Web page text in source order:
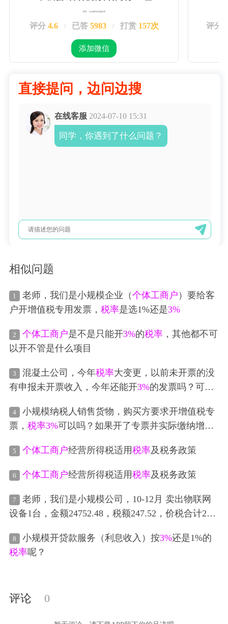
擅长：企业账务实操处理
评分 4.6 / 已答 5983 / 打赏 157次
添加微信
评分
直接提问，边问边搜
在线客服 2024-07-10 15:31
同学，你遇到了什么问题？
相似问题
1 老师，我们是小规模企业（个体工商户 ）要给客
户开增值税专用发票， 税率是选1%还是3%
2 个体工商户是不是只能开3%的税率，其他都不可
以开不管是什么项目
3 混凝土公司，今年税率大变更，以前未开票的没
有申报未开票收入，今年还能开3%的发票吗？可以
4
小规模纳税人销售货物，购买方要求开增值税专
票， 税率3%可以吗？如果开了专票并实际缴纳增值
5 个体工商户经营所得税适用税率及税务政策
6 个体工商户经营所得税适用税率及税务政策
7
老师，我们是小规模公司，10-12月 卖出物联网
设备1台，金额24752.48，税额247.52，价税合计250
57，价税合计277000， 提供1%税率现代服务1次，
金额181648.61，税额1816.49，合计183465.1， 提供
8 小规模开贷款服务（利息收入）按3%还是1%的
税率呢？
评论 0